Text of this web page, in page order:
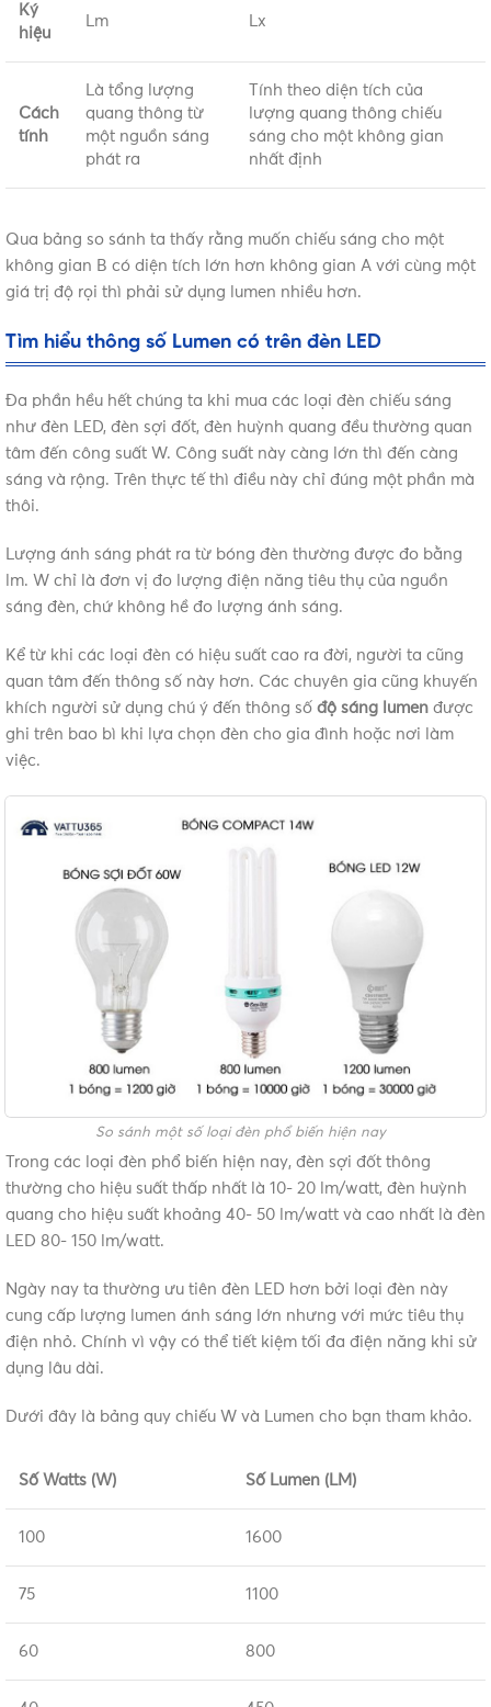
Ký
hiệu
Lm Lx
Cách
tính
Là tổng lượng
quang thông từ
một nguồn sáng
phát ra
Tính theo diện tích của
lượng quang thông chiếu
sáng cho một không gian
nhất định
Qua bảng so sánh ta thấy rằng muốn chiếu sáng cho một
không gian B có diện tích lớn hơn không gian A với cùng một
giá trị độ rọi thì phải sử dụng lumen nhiều hơn.
Tìm hiểu thông số Lumen có trên đèn LED
Đa phần hều hết chúng ta khi mua các loại đèn chiếu sáng
như đèn LED, đèn sợi đốt, đèn huỳnh quang đều thường quan
tâm đến công suất W. Công suất này càng lớn thì đến càng
sáng và rộng. Trên thực tế thì điều này chỉ đúng một phần mà
thôi.
Lượng ánh sáng phát ra từ bóng đèn thường được đo bằng
lm. W chỉ là đơn vị đo lượng điện năng tiêu thụ của nguồn
sáng đèn, chứ không hề đo lượng ánh sáng.
Kể từ khi các loại đèn có hiệu suất cao ra đời, người ta cũng
quan tâm đến thông số này hơn. Các chuyên gia cũng khuyến
khích người sử dụng chú ý đến thông số độ sáng lumen được
ghi trên bao bì khi lựa chọn đèn cho gia đình hoặc nơi làm
việc.
So sánh một số loại đèn phổ biến hiện nay
Trong các loại đèn phổ biến hiện nay, đèn sợi đốt thông
thường cho hiệu suất thấp nhất là 10- 20 lm/watt, đèn huỳnh
quang cho hiệu suất khoảng 40- 50 lm/watt và cao nhất là đèn
LED 80- 150 lm/watt.
Ngày nay ta thường ưu tiên đèn LED hơn bởi loại đèn này
cung cấp lượng lumen ánh sáng lớn nhưng với mức tiêu thụ
điện nhỏ. Chính vì vậy có thể tiết kiệm tối đa điện năng khi sử
dụng lâu dài.
Dưới đây là bảng quy chiếu W và Lumen cho bạn tham khảo.
Số Watts (W) Số Lumen (LM)
100 1600
75 1100
60 800